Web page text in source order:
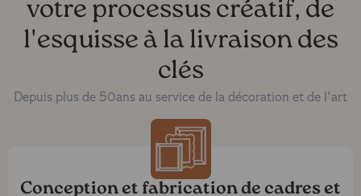
votre processus créatif, de
l'esquisse à la livraison des
clés
Depuis plus de 50ans au service de la décoration et de l'art
Conception et fabrication de cadres et